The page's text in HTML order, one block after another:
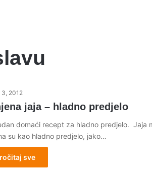
3, 2012
jaja – hladno predjelo
domaći recept za hladno predjelo. Jaja
su kao hladno predjelo, jako…
sve